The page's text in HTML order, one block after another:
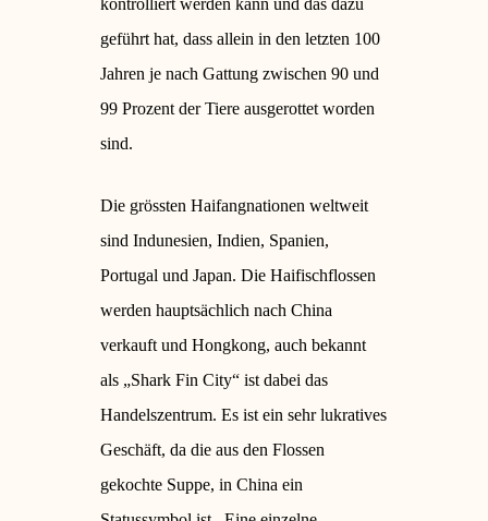
kontrolliert werden kann und das dazu
geführt hat, dass allein in den letzten 100
Jahren je nach Gattung zwischen 90 und
99 Prozent der Tiere ausgerottet worden
sind.
Die grössten Haifangnationen weltweit
sind Indunesien, Indien, Spanien,
Portugal und Japan. Die Haifischflossen
werden hauptsächlich nach China
verkauft und Hongkong, auch bekannt
als „Shark Fin City“ ist dabei das
Handelszentrum.Es ist ein sehr lukratives
Geschäft, da die aus den Flossen
gekochte Suppe, in China ein